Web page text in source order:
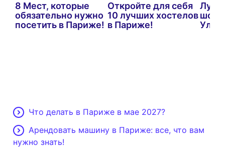
8 Мест, которые
обязательно нужно
посетить в Париже!
Откройте для себя
10 лучших хостелов
в Париже!
Что делать в Париже в мае 2027?
Арендовать машину в Париже: все, что вам
нужно знать!